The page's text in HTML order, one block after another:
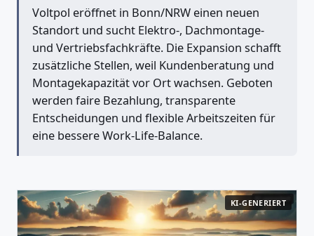
Voltpol eröffnet in Bonn/NRW einen neuen
Standort und sucht Elektro-, Dachmontage-
und Vertriebsfachkräfte. Die Expansion schafft
zusätzliche Stellen, weil Kundenberatung und
Montagekapazität vor Ort wachsen. Geboten
werden faire Bezahlung, transparente
Entscheidungen und flexible Arbeitszeiten für
eine bessere Work-Life-Balance.
KI-GENERIERT